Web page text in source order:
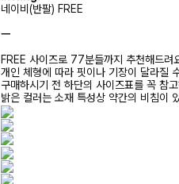
네이비(반팔) FREE
ㅡ
FREE 사이즈로 77분들까지 추천해드려
개인 체형에 따라 핏이나 기장이 달라질
구매하시기 전 하단의 사이즈표를 꼭 참
밝은 컬러는 소재 특성상 약간의 비침이